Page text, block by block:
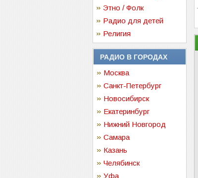
Этно / Фолк
Радио для детей
Религия
РАДИО В ГОРОДАХ
Москва
Санкт-Петербург
Новосибирск
Екатеринбург
Нижний Новгород
Самара
Казань
Челябинск
Уфа